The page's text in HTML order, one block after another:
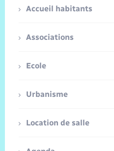
Accueil habitants
Associations
Ecole
Urbanisme
Location de salle